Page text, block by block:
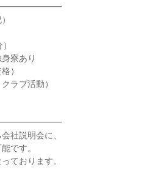
寮あり
）
ラブ活動）
社説明会に、
です。
ております。